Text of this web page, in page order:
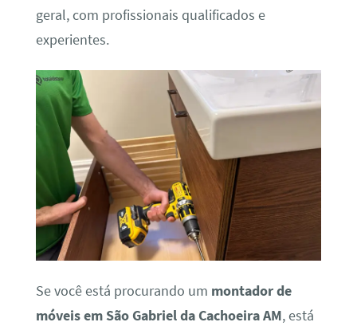
geral, com profissionais qualificados e
experientes.
Se você está procurando um montador de
móveis em São Gabriel da Cachoeira AM, está